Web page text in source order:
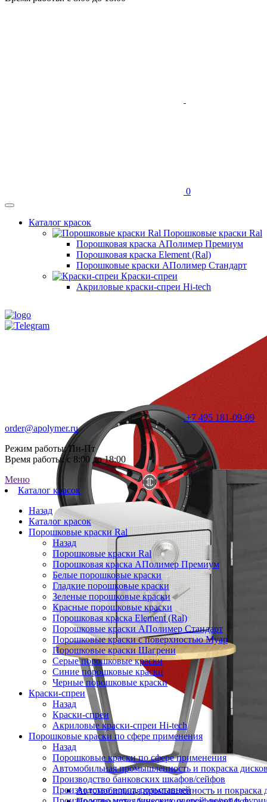
0
Каталог красок
Порошковые краски Ral
Порошковая краска АПолимер Премиум
Порошковая краска Element (Ral)
Порошковые краски АПолимер Стандарт
Краски-спреи
Акриловые краски-спреи Hi-tech
Автомобильная промышленность и покраска
+7 495 181-09-99
order@apolymer.ru
Режим работы: Пн-Пт
Время работы: с 8:00 до 18:00
Меню
Каталог красок
Назад
Каталог красок
Порошковые краски Ral
Назад
Порошковые краски Ral
Порошковая краска АПолимер Премиум
Белые порошковые краски
Гладкие порошковые краски
Зеленые порошковые краски
Красные порошковые краски
Порошковая краска Element (Ral)
Порошковые краски АПолимер Стандарт
Порошковые краски с поверхностью Муар
Порошковые краски Шагрени
Серые порошковые краски
Синие порошковые краски
Черные порошковые краски
Краски-спреи
Назад
Краски-спреи
Акриловые краски-спреи Hi-tech
Порошковые краски по сфере применения
Назад
Порошковые краски по сфере применения
Автомобильная промышленность и покраска
Производство банковских шкафов/сейфов
Производство ворот, рольставней